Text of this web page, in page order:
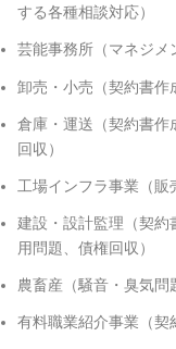
する各種相談対応）
芸能事務所（マネジメ
卸売・小売（契約書作
倉庫・運送（契約書作
回収）
工場インフラ事業（販
建設・設計監理（契約
用問題、債権回収）
農畜産（騒音・臭気問
有料職業紹介事業（契